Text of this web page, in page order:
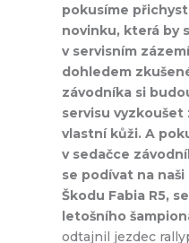
pokusíme
novinku, která by
v servisním
dohledem
závodníka si
servisu
vlastní kůži. A
v sedačce
se podívat na
Škodu Fabia R5,
letošního
odtajnil jezdec